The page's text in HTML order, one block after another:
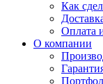
Как
Оплата
О компании